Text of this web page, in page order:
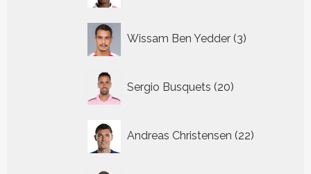
Wissam Ben Yedder 3
producten
Sergio Busquets 20
producten
Andreas Christensen 22
producten